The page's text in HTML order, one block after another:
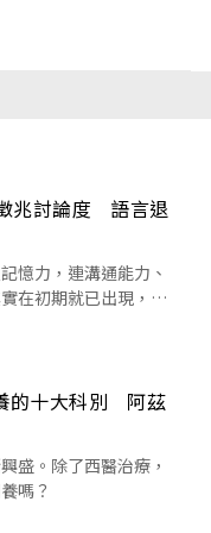
兆討論度 語言退
憶力，連溝通能力、
在初期就已出現，只
的十大科別 阿茲
盛。除了西醫治療，
嗎？